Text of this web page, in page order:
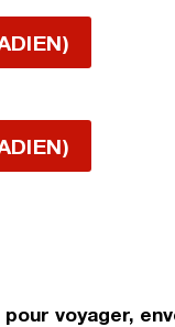
voyager,